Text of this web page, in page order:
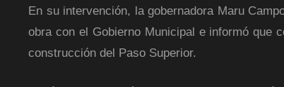
En su intervención, la gobernadora Maru
obra con el Gobierno Municipal e informó que
construcción del Paso Superior.